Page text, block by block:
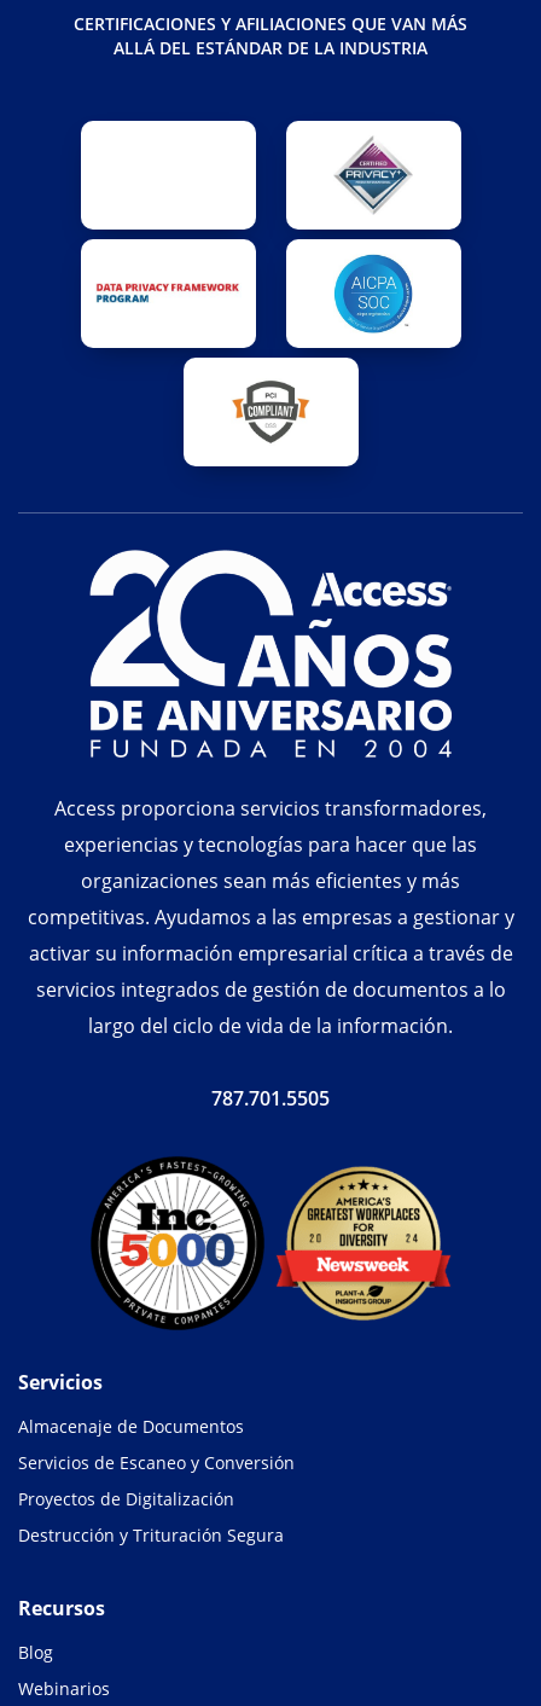
CERTIFICACIONES Y AFILIACIONES QUE VAN MÁS
ALLÁ DEL ESTÁNDAR DE LA INDUSTRIA
Access proporciona servicios transformadores,
experiencias y tecnologías para hacer que las
organizaciones sean más eficientes y más
competitivas. Ayudamos a las empresas a gestionar y
activar su información empresarial crítica a través de
servicios integrados de gestión de documentos a lo
largo del ciclo de vida de la información.
787.701.5505
Servicios
Almacenaje de Documentos
Servicios de Escaneo y Conversión
Proyectos de Digitalización
Destrucción y Trituración Segura
Recursos
Blog
Webinarios